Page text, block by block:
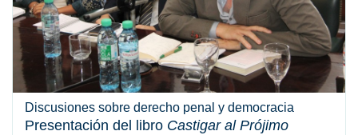
Discusiones sobre derecho penal y democracia
Presentación del libro Castigar al Prójimo